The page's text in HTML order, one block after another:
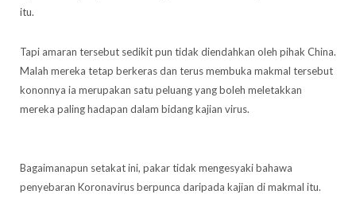
itu.
Tapi amaran tersebut sedikit pun tidak diendahkan oleh pihak China.
Malah mereka tetap berkeras dan terus membuka makmal tersebut
kononnya ia merupakan satu peluang yang boleh meletakkan
mereka paling hadapan dalam bidang kajian virus.
Bagaimanapun setakat ini, pakar tidak mengesyaki bahawa
penyebaran Koronavirus berpunca daripada kajian di makmal itu.